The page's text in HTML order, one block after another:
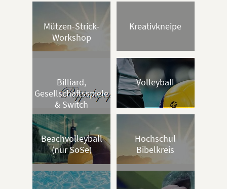
Mützen-Strick-
Workshop
Kreativkneipe
Billiard,
Gesellschaftsspiele
& Switch
Volleyball
Beachvolleyball
(nur SoSe)
Hochschul
Bibelkreis